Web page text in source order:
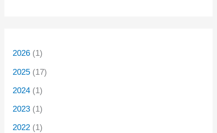
2026 (1)
2025 (17)
2024 (1)
2023 (1)
2022 (1)